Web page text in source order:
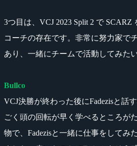
3つ目は、VCJ 2023 Split 2 で SCARZ
コーチの存在です。非常に努力家で
あり、一緒にチームで活動してみた
Bullco
VCJ決勝が終わった後にFadezisと話
ごく頭の回転が早く学べるところが
物で、Fadezisと一緒に仕事をしてみ